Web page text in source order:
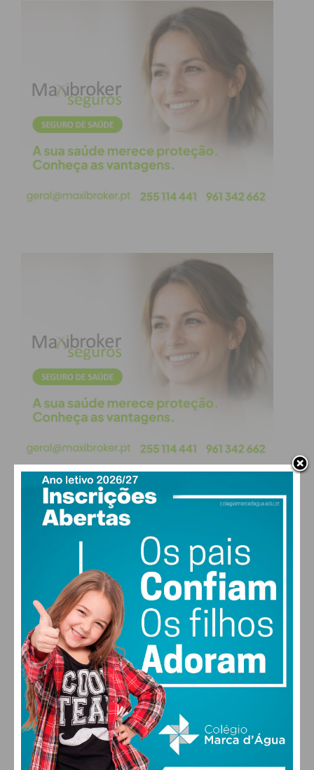
condições
PAÇOS DE FERREIRA
clear sky
84% humidade
vento: 1m/s ESE
MAX 18 • MIN 18
30°
SEX
28
SÁB
27
DOM
29
SEG
ALTERAR